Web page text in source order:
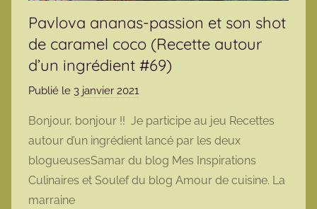
Pavlova ananas-passion et son shot
de caramel coco (Recette autour
d’un ingrédient #69)
Publié le 3 janvier 2021
r
m
a
r
Bonjour, bonjour !! Je participe au jeu Recettes
autour d’un ingrédient lancé par les deux
blogueusesSamar du blog Mes Inspirations
Culinaires et Soulef du blog Amour de cuisine. La
marraine